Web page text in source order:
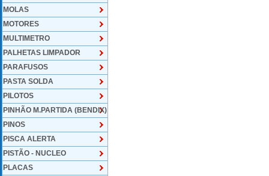
MOLAS
MOTORES
MULTIMETRO
PALHETAS LIMPADOR
PARAFUSOS
PASTA SOLDA
PILOTOS
PINHÃO M.PARTIDA (BENDIX)
PINOS
PISCA ALERTA
PISTÃO - NUCLEO
PLACAS